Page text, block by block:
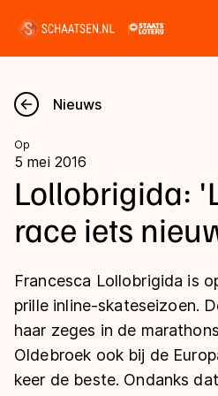
Nieuws
Kalender
Disciplines
Langebaan
Shorttrack
Inlineskaten
Uitslagen
Langebaan
Shorttrack
Marathon
Tijden & historie
Ranglijsten Langebaan
Nieuws
Op
5 mei 2016
Lollobrigida:
race iets
Francesca Lollobrigida is
prille inline-skateseizoen.
haar zeges in de
Oldebroek ook bij de
keer de beste. Ondanks